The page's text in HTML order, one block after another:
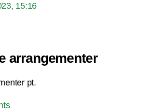
15:16
arrangementer
pt.